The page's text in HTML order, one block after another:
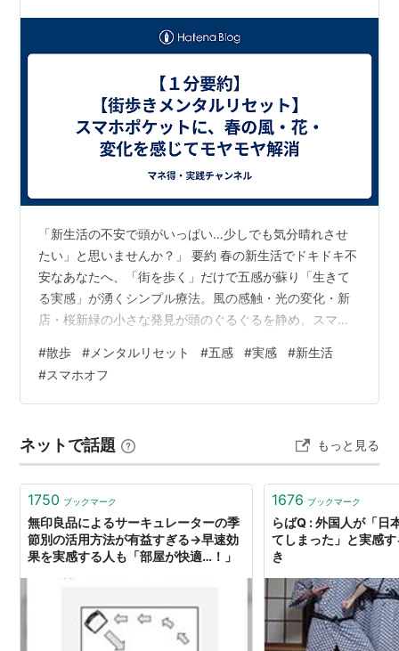
「新生活の不安で頭がいっぱい…少しでも気分晴れさせ
たい」と思いませんか？」 要約 春の新生活でドキドキ不
安なあなたへ、「街を歩く」だけで五感が蘇り「生きて
る実感」が湧くシンプル療法。風の感触・光の変化・新
店・桜新緑の小さな発見が頭のぐるぐるを静め、スマホ
を進むように、あなたも無理せず少しずつ前へ。「いつ
もと違う道一本」から始められる、誰でも即実行可能な
心晴らし術。 新生活のモヤモヤ、街歩きでスッキリしま
ホ脳からの解放： 風が肌に触れる感触 光の色変化（朝夕
の違い） 五感復活→「あ、生きて…
#散歩 # メンタルリセット #五感 #実感 #新生活
#スマホオフ
ネットで話題 もっと見る
1750 ブックマーク
無印良品によるサーキュレーターの季
節別の活用方法が有益すぎる→早速効
果を実感する人も「部屋が快適…！」
1676 ブックマーク
らばQ : 外国人が「日
てしまった」と実感
き